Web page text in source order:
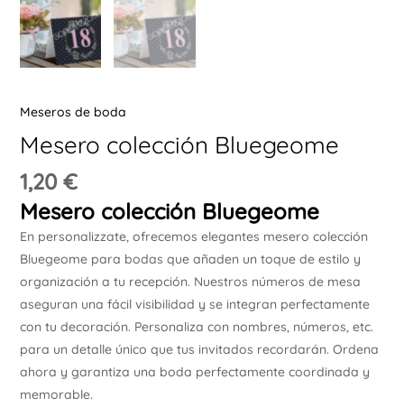
Meseros de boda
Mesero colección Bluegeome
1,20 €
Mesero colección Bluegeome
En personalizzate, ofrecemos elegantes mesero colección
Bluegeome para bodas que añaden un toque de estilo y
organización a tu recepción. Nuestros números de mesa
aseguran una fácil visibilidad y se integran perfectamente
con tu decoración. Personaliza con nombres, números, etc.
para un detalle único que tus invitados recordarán. Ordena
ahora y garantiza una boda perfectamente coordinada y
memorable.